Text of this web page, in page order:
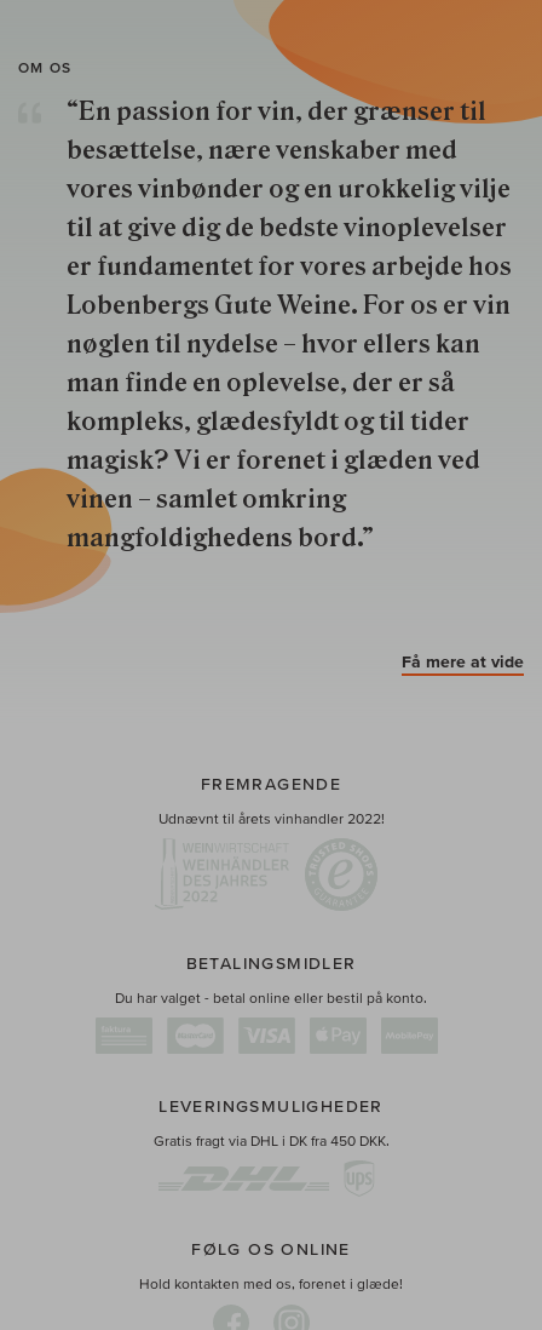
OM OS
“En passion for vin, der grænser til
besættelse, nære venskaber med
vores vinbønder og en urokkelig vilje
til at give dig de bedste vinoplevelser
er fundamentet for vores arbejde hos
Lobenbergs Gute Weine. For os er vin
nøglen til nydelse – hvor ellers kan
man finde en oplevelse, der er så
kompleks, glædesfyldt og til tider
magisk? Vi er forenet i glæden ved
vinen – samlet omkring
mangfoldighedens bord.”
Få mere at vide
FREMRAGENDE
Udnævnt til årets vinhandler 2022!
BETALINGSMIDLER
Du har valget - betal online eller bestil på konto.
LEVERINGSMULIGHEDER
Gratis fragt via DHL i DK fra 450 DKK.
FØLG OS ONLINE
Hold kontakten med os, forenet i glæde!